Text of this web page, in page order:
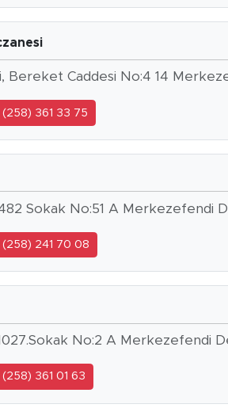
Bereket Caddesi No:4 14
361 33 75
Sokak No:51 A Merkezefendi
241 70 08
No:2 A Merkezefendi
361 01 63